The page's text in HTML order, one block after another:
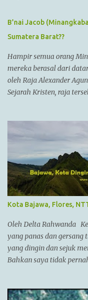
B'nai Jacob
Sumatera Barat??
Hampir semua orang
mereka berasal dari
oleh Raja Alexander
Sejarah Kristen, raja
setiap pertempuran. Di
kebanyakan daerah
yang menyatukan
dalam kepemerintahan
federasi yang disebut
Alexander menguasai
(Irak),dan dia
Punjab,India. Menurut
mengunjungi China dan
China Alexander
Kota Bajawa, Flores,
Oleh Delta Rahwanda
yang panas dan gersang
yang dingin dan sejuk
Bahkan saya tidak
seperti Ruteng,